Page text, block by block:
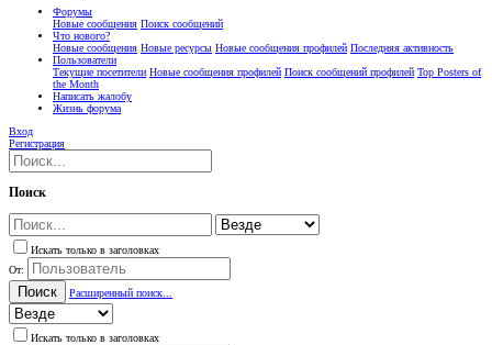
Форумы
Новые сообщения Поиск сообщений
Что нового?
Новые сообщения Новые ресурсы Новые сообщения профилей Последняя активность
Пользователи
Текущие посетители Новые сообщения профилей Поиск сообщений профилей Top Posters of
the Month
Написать жалобу
Жизнь форума
Вход
Регистрация
Поиск
Искать только в заголовках
От:
Поиск Расширенный поиск...
Искать только в заголовках